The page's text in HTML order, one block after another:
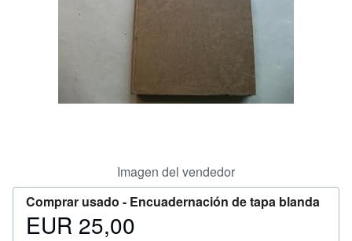
Imagen del vendedor
Comprar usado - Encuadernación de tapa blanda
Precio
EUR 25,00